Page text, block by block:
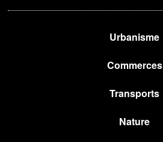
Urbanisme
Commerces
Transports
Nature